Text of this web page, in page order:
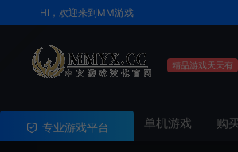
HI，欢迎来到MM游戏
精品游戏天天有
专业游戏平台 单机游戏 购